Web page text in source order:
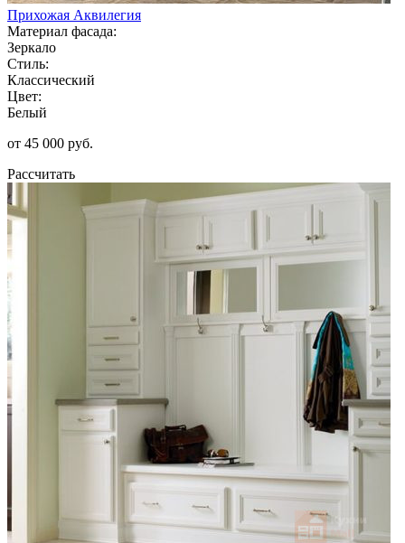
Прихожая Аквилегия
Материал фасада:
Зеркало
Стиль:
Классический
Цвет:
Белый
от 45 000 руб.
Рассчитать